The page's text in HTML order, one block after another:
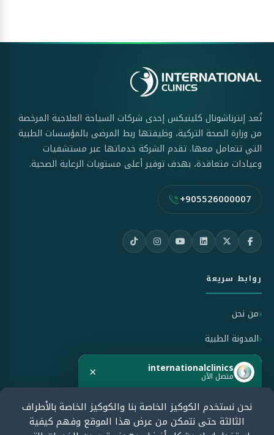
internationalclinics
متصل الآن ×
هل تحتاج مساعدة؟
ابدأ الدردشة الآن وسنرد بسرعة.
تُعد إنترناشونال كلينيكس إحدى شركات السياحة العلاجية المرخصة
من وزارة الصحة التركية، وظيفتها ربط المرضى بالمؤسسات الطبية
التي تتعامل معها. تقدم الشركة خدماتها عبر مستشفيات
وعيادات متعاقدة، بهدف توفير أعلى مستويات الرعاية الصحية.
+905526000007
روابط سريعة
من نحن
المدونة الطبية
سياسة الاستخدام
سياسة الخصوصية
سياسة الإلغاء والاسترداد
نحن نستخدم الكوكيز الخاصة بنا والكوكيز الخاصة بالأطراف
الثالثة حتى نتمكن من عرض هذا الموقع وفهم كيفية